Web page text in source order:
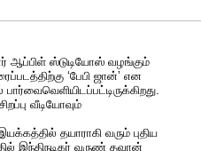
ஆப்பிள் ஸ்டுடியோஸ் வழங்கும்
‘பேபி ஜான்’ என
வீடியோவும்
தயாராகி வரும் புதிய
இந்திநடிகர் வருண் தவான்